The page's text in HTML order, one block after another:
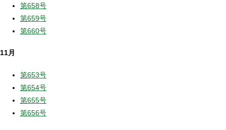
第658号
第659号
第660号
11月
第653号
第654号
第655号
第656号